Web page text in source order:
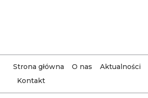
Strona główna O nas Aktualności
Kontakt